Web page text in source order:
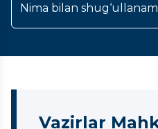
Nima bilan
Vazirlar